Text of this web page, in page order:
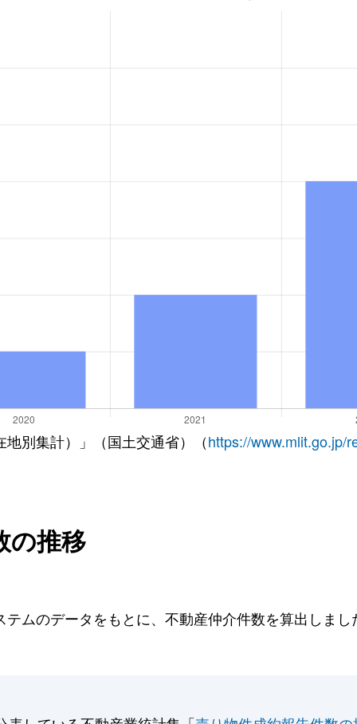
別集計）」（国土交通省）（https://www.mlit.go.jp/
の推移
ムのデータをもとに、不動産仲介件数を算出しま